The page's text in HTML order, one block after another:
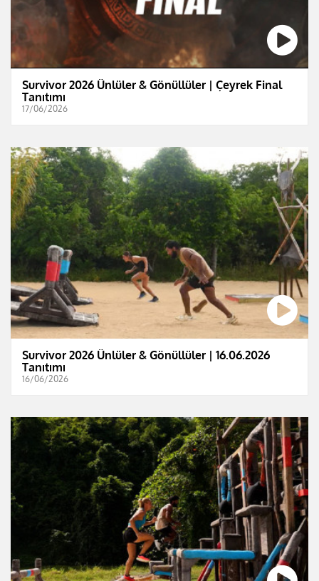
Survivor 2026 Ünlüler & Gönüllüler | Çeyrek Final
Tanıtımı
17/06/2026
Survivor 2026 Ünlüler & Gönüllüler | 16.06.2026
Tanıtımı
16/06/2026